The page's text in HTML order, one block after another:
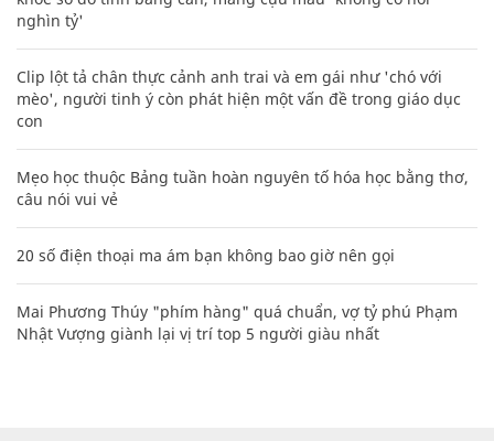
nghìn tỷ'
Clip lột tả chân thực cảnh anh trai và em gái như 'chó với
mèo', người tinh ý còn phát hiện một vấn đề trong giáo dục
con
Mẹo học thuộc Bảng tuần hoàn nguyên tố hóa học bằng thơ,
câu nói vui vẻ
20 số điện thoại ma ám bạn không bao giờ nên gọi
Mai Phương Thúy "phím hàng" quá chuẩn, vợ tỷ phú Phạm
Nhật Vượng giành lại vị trí top 5 người giàu nhất